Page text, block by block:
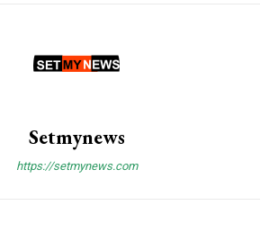
Setmynews
https://setmynews.com